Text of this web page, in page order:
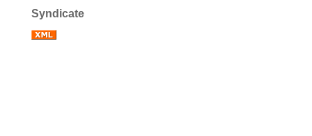
Syndicate